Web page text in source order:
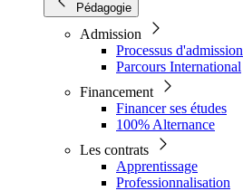
Pédagogie
Admission
Processus d'admission
Parcours International
Financement
Financer ses études
100% Alternance
Les contrats
Apprentissage
Professionnalisation